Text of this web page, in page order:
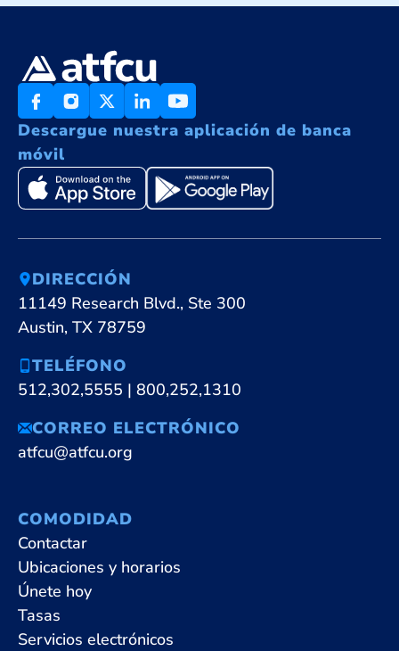
Descargue nuestra aplicación de banca
móvil
DIRECCIÓN
11149 Research Blvd., Ste 300
Austin, TX 78759
TELÉFONO
512,302,5555 | 800,252,1310
CORREO ELECTRÓNICO
atfcu@atfcu.org
COMODIDAD
Contactar
Ubicaciones y horarios
Únete hoy
Tasas
Servicios electrónicos